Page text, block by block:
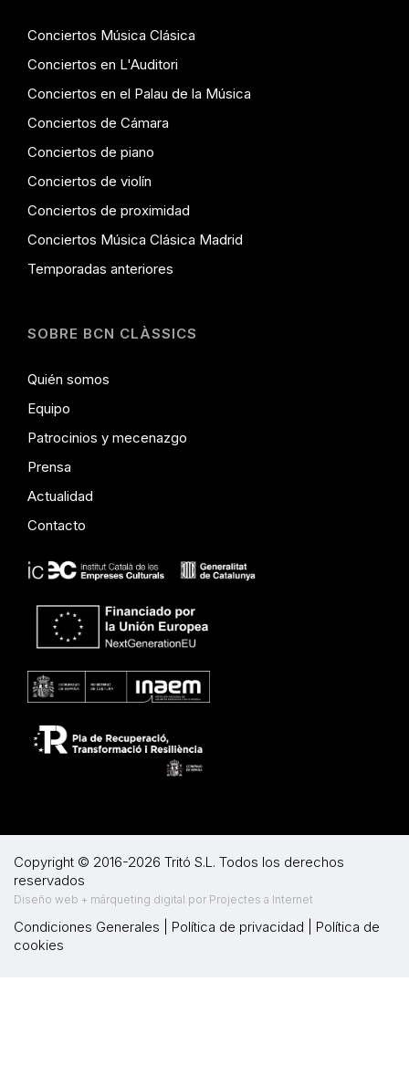
Conciertos Música Clásica
Conciertos en L'Auditori
Conciertos en el Palau de la Música
Conciertos de Cámara
Conciertos de piano
Conciertos de violín
Conciertos de proximidad
Conciertos Música Clásica Madrid
Temporadas anteriores
SOBRE BCN CLÀSSICS
Quién somos
Equipo
Patrocinios y mecenazgo
Prensa
Actualidad
Contacto
Copyright © 2016-2026 Tritó S.L. Todos los derechos
reservados
Diseño web + márqueting digital por Projectes a Internet
Condiciones Generales Política de privacidad
Política de
cookies